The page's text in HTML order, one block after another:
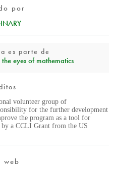
por
es parte de
eyes of mathematics
volunteer group of
for the further development
the program as a tool for
by a CCLI Grant from the US
web